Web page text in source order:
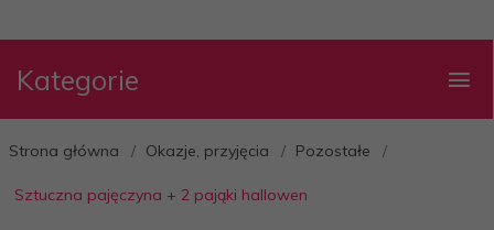
Kategorie
Strona główna Okazje, przyjęcia Pozostałe
Sztuczna pajęczyna + 2 pająki hallowen